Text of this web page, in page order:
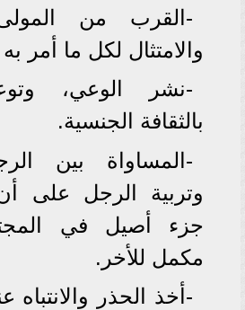
-القرب من
والامتثال لكل ما أمر
-نشر الوعي،
بالثقافة الجنسية.
-المساواة بين
وتربية الرجل على
جزء أصيل في
مكمل للأخر.
-أخذ الحذر والانتباه